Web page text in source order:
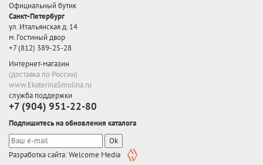
Официальный бутик
Санкт-Петербург
ул. Итальянская д. 14
м. Гостиный двор
+7 (812) 389-25-28
Интернет-магазин
(доставка по России)
www.EkaterinaSmolina.ru
служба поддержки
+7 (904) 951-22-80
Подпишитесь на обновления каталога
Ok
Разработка сайта: Welcome Media